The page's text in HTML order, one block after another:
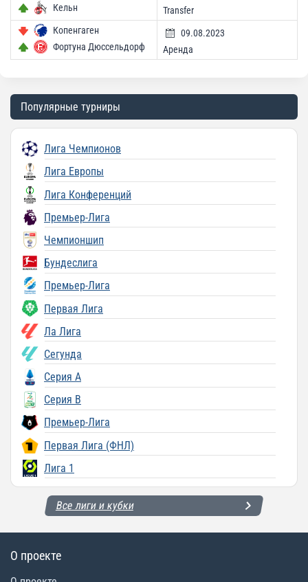
Кельн
Transfer
Копенгаген
Фортуна Дюссельдорф
09.08.2023
Аренда
Популярные турниры
Лига Чемпионов
Лига Европы
Лига Конференций
Премьер-Лига
Чемпионшип
Бундеслига
Премьер-Лига
Первая Лига
Ла Лига
Сегунда
Серия A
Серия B
Премьер-Лига
Первая Лига (ФНЛ)
Лига 1
Все лиги и кубки
О проекте